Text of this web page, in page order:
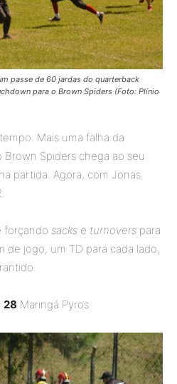
passe de 60 jardas do quarterback
para o Brown Spiders (Foto: Plínio
Mais uma falha da
Spiders chega ao seu
partida. Agora, com Jonas.
forçando sacks e turnovers para
de jogo, um TD para cada lado,
28 Maringá Pyros